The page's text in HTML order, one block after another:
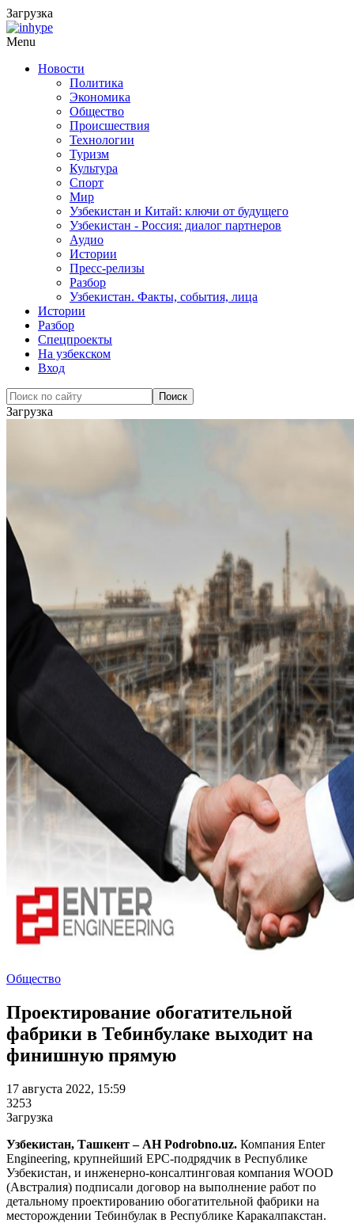
Загрузка
Menu
Новости
Политика
Экономика
Общество
Происшествия
Технологии
Туризм
Культура
Спорт
Мир
Узбекистан и Китай: ключи от будущего
Узбекистан - Россия: диалог партнеров
Аудио
Истории
Пресс-релизы
Разбор
Узбекистан. Факты, события, лица
Истории
Разбор
Спецпроекты
На узбекском
Вход
Загрузка
Общество
Проектирование обогатительной
фабрики в Тебинбулаке выходит на
финишную прямую
17 августа 2022, 15:59
3253
Загрузка
Узбекистан, Ташкент – АН Podrobno.uz. Компания Enter
Engineering, крупнейший EPC-подрядчик в Республике
Узбекистан, и инженерно-консалтинговая компания WOOD
(Австралия) подписали договор на выполнение работ по
детальному проектированию обогатительной фабрики на
месторождении Тебинбулак в Республике Каракалпакстан.